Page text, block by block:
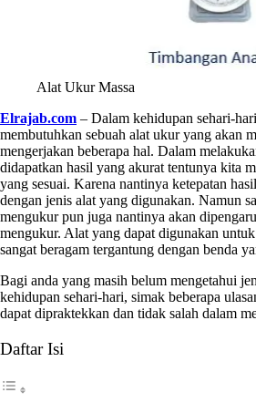
Alat Ukur Massa
Elrajab.com – Dalam kehidupan sehari-
membutuhkan sebuah alat ukur yang akan
mengerjakan beberapa hal. Dalam
didapatkan hasil yang akurat tentunya kita
yang sesuai. Karena nantinya ketepatan
dengan jenis alat yang digunakan. Namun
mengukur pun juga nantinya akan
mengukur. Alat yang dapat digunakan
sangat beragam tergantung dengan benda
Bagi anda yang masih belum mengetahui
kehidupan sehari-hari, simak beberapa
dapat dipraktekkan dan tidak salah dalam
Daftar Isi